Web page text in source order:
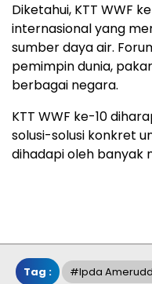
Diketahui, KTT WWF
internasional yang
sumber daya air.
pemimpin dunia,
berbagai negara.
KTT WWF ke-10
solusi-solusi konkret
dihadapi oleh banyak
Tag : #Ipda